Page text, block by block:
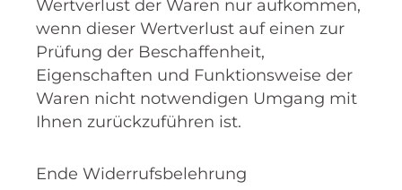
Wertverlust der Waren nur aufkommen,
wenn dieser Wertverlust auf einen zur
Prüfung der Beschaffenheit,
Eigenschaften und Funktionsweise der
Waren nicht notwendigen Umgang mit
Ihnen zurückzuführen ist.
Ende Widerrufsbelehrung